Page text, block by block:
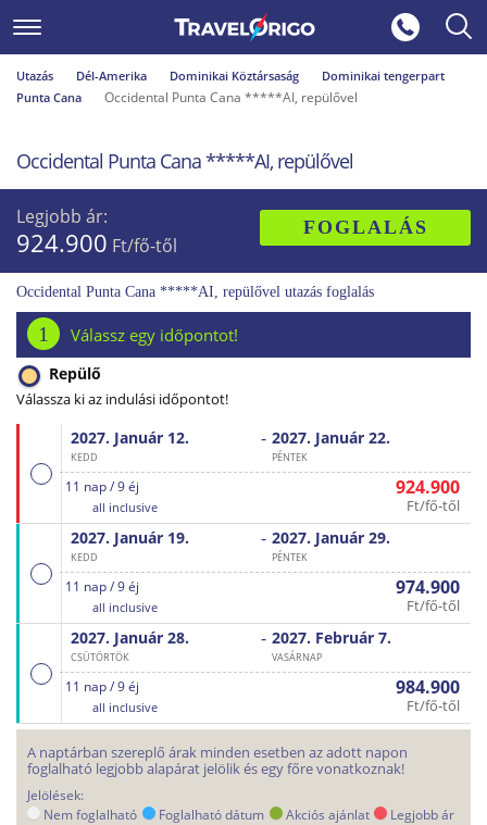
Utazás Dél-Amerika Dominikai Köztársaság
Dominikai tengerpart
Punta Cana
Occidental Punta Cana *****AI, repülővel
Occidental Punta Cana *****AI, repülővel
Legjobb ár:
924.900 Ft/fő-től
FOGLALÁS
Occidental Punta Cana *****AI, repülővel utazás foglalás
1 Válassz egy időpontot!
Repülő
Válassza ki az indulási időpontot!
2027. Január 12.
KEDD
- 2027. Január 22.
PÉNTEK
11 nap / 9 éj
all inclusive
924.900
Ft/fő-től
2027. Január 19.
KEDD
- 2027. Január 29.
PÉNTEK
11 nap / 9 éj
all inclusive
974.900
Ft/fő-től
2027. Január 28.
CSÜTÖRTÖK
- 2027. Február 7.
VASÁRNAP
11 nap / 9 éj
all inclusive
984.900
Ft/fő-től
A naptárban szereplő árak minden esetben az adott napon
foglalható legjobb alapárat jelölik és egy főre vonatkoznak!
Jelölések:
Nem foglalható
Foglalható dátum Akciós ajánlat Legjobb ár